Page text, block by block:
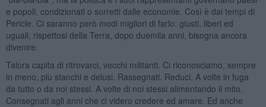
e popoli, condizionati o sorretti dalle economie. Così è dai tempi di
Pericle. Ci saranno però modi migliori di farlo: giusti, liberi ed
uguali, rispettosi della Terra, dopo duemila anni, bisogna ancora
divenire.
Talora capita di ritrovarci, vecchi militanti. Ci riconosciamo, sempre
in meno, più stanchi e delusi. Rassegnati. Reduci. A volte in fuga
da tutto o da noi stessi. A volte di noi stessi alimentando il mito.
Consegnati agli anni che ci videro credere ed amare. Ed anche